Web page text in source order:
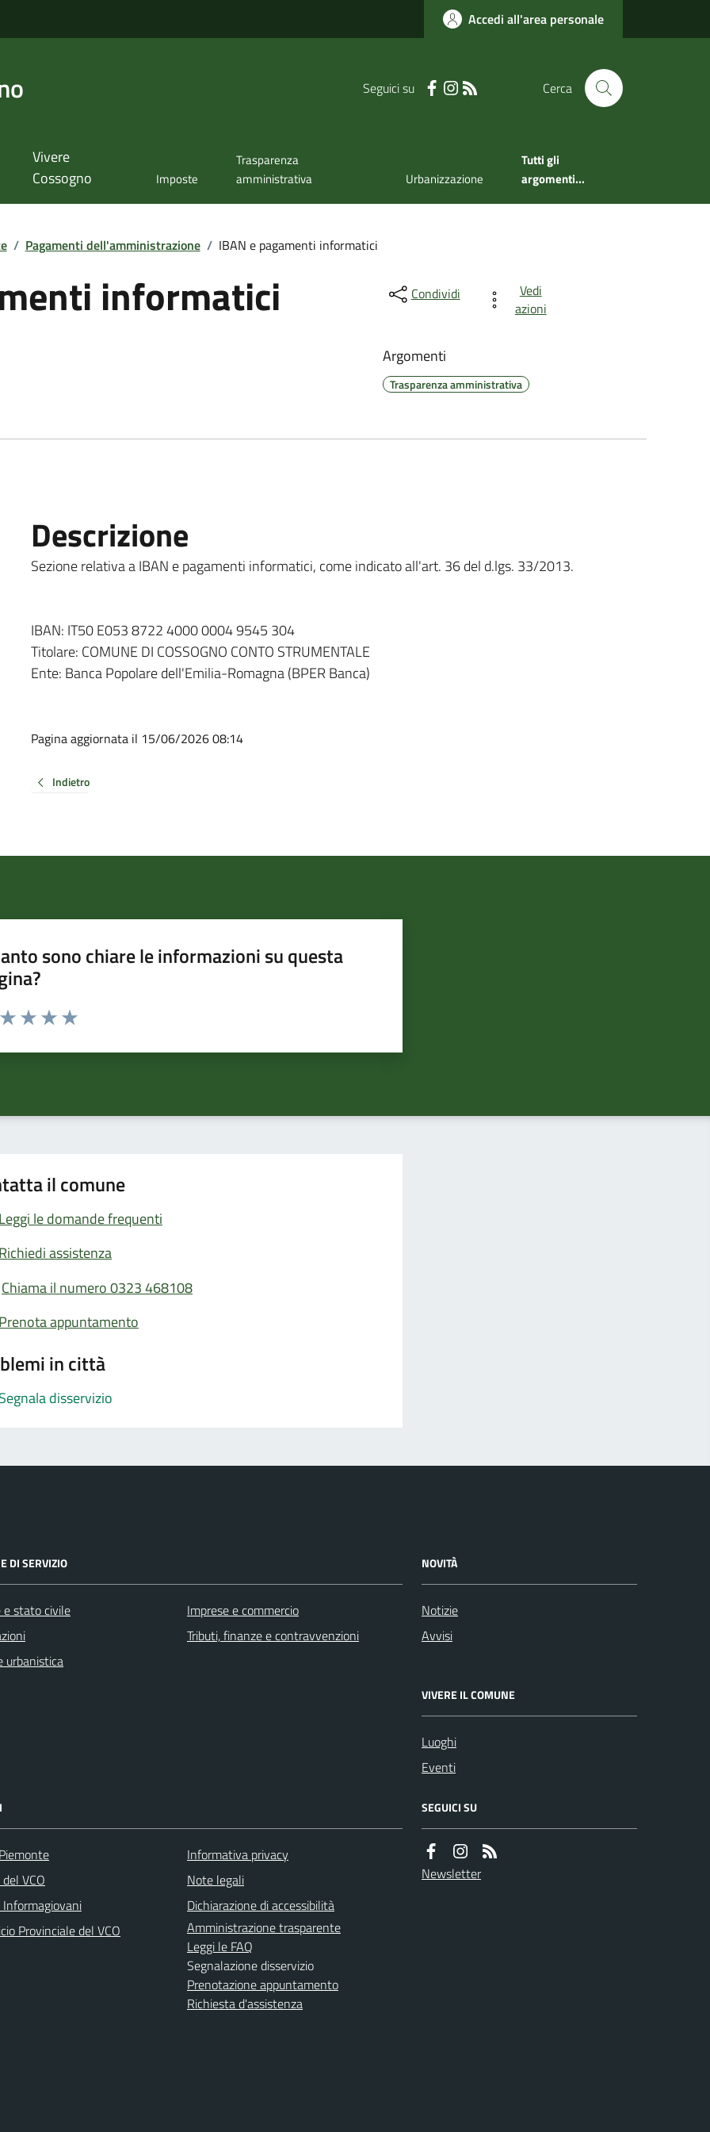
Accedi all'area personale
Seguici su Cerca
Vivere
Cossogno
Imposte
Trasparenza
amministrativa
Urbanizzazione
Tutti gli
argomenti...
/ Pagamenti dell'amministrazione / IBAN e pagamenti informatici
informatici Condividi
Vedi
azioni
Argomenti
Trasparenza amministrativa
Descrizione
Sezione relativa a IBAN e pagamenti informatici, come indicato all'art. 36 del d.lgs. 33/2013.
IBAN: IT50 E053 8722 4000 0004 9545 304
Titolare: COMUNE DI COSSOGNO CONTO STRUMENTALE
Ente: Banca Popolare dell'Emilia-Romagna (BPER Banca)
Pagina aggiornata il 15/06/2026 08:14
Indietro
sono chiare le informazioni su questa
da 1 a 5 stelle la pagina
il comune
Leggi le domande frequenti
Richiedi assistenza
Chiama il numero 0323 468108
Prenota appuntamento
in città
Segnala disservizio
DI SERVIZIO
e stato civile
urbanistica
Imprese e commercio
Tributi, finanze e contravvenzioni
NOVITÀ
Notizie
Avvisi
VIVERE IL COMUNE
Luoghi
Eventi
VCO
Provinciale del VCO
Informativa privacy
Note legali
Dichiarazione di accessibilità
Amministrazione trasparente
Leggi le FAQ
Segnalazione disservizio
Prenotazione appuntamento
Richiesta d'assistenza
SEGUICI SU
Newsletter